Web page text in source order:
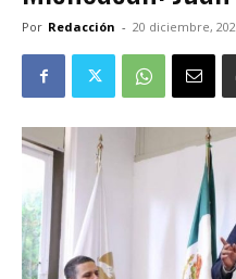
Por Redacción - 20 diciembre,